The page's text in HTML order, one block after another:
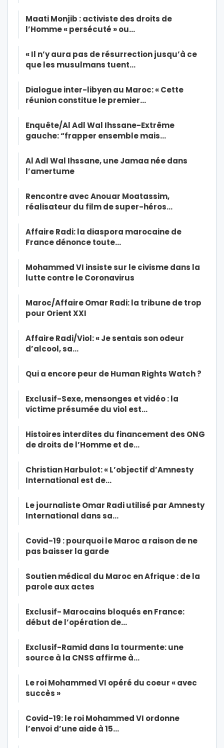
Maati Monjib : activiste des droits de
l’Homme « persécuté » ou…
« Il n’y aura pas de résurrection jusqu’à ce
que les musulmans tuent…
Dialogue inter-libyen au Maroc: « Cette
réunion constitue le premier…
Enquête/Al Adl Wal Ihssane-Extrême
gauche: “frapper ensemble mais…
Al Adl Wal Ihssane, une Jamaa née dans
l’amertume
Rencontre avec Anouar Moatassim,
réalisateur du film de super-héros…
Affaire Radi: la diaspora marocaine de
France dénonce toute…
Mohammed VI insiste sur le civisme dans la
lutte contre le Coronavirus
Maroc/Affaire Omar Radi: la tribune de trop
pour Orient XXI
Affaire Radi/Viol: « Je sentais son odeur
d’alcool, sa…
Qui a encore peur de Human Rights Watch ?
Exclusif-Sexe, mensonges et vidéo : la
victime présumée du viol est…
Histoires interdites du financement des ONG
de droits de l’Homme et de…
Christian Harbulot: « L’objectif d’Amnesty
International est de…
Le journaliste Omar Radi utilisé par Amnesty
International dans sa…
Covid-19 : pourquoi le Maroc a raison de ne
pas baisser la garde
Soutien médical du Maroc en Afrique : de la
parole aux actes
Exclusif- Marocains bloqués en France:
début de l’opération de…
Exclusif-Ramid dans la tourmente: une
source à la CNSS affirme à…
Le roi Mohammed VI opéré du coeur « avec
succès »
Covid-19: le roi Mohammed VI ordonne
l’envoi d’une aide à 15…